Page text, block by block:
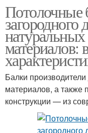
Потолочные
загородного
материалов:
Балки
материалов, а
конструкции — из